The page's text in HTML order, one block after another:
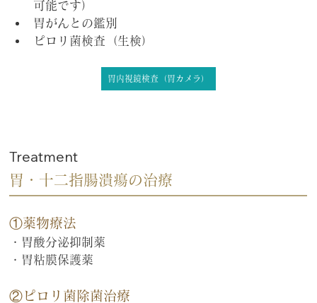
可能です）
胃がんとの鑑別
ピロリ菌検査（生検）
胃内視鏡検査（胃カメラ）
Treatment
胃・十二指腸潰瘍の治療
①薬物療法
・胃酸分泌抑制薬
・胃粘膜保護薬
②ピロリ菌除菌治療